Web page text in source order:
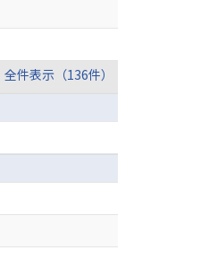
全件表示（136件）